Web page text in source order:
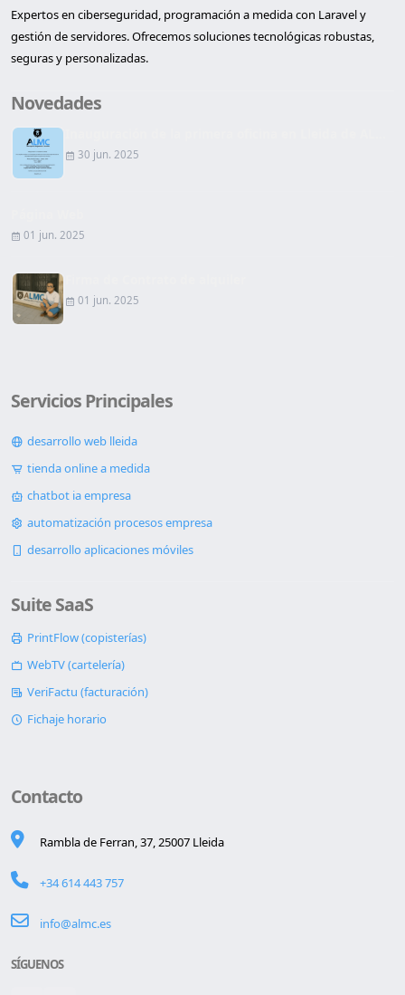
Expertos en ciberseguridad, programación a medida con Laravel y
gestión de servidores. Ofrecemos soluciones tecnológicas robustas,
seguras y personalizadas.
Novedades
30 jun. 2025
01 jun. 2025
01 jun. 2025
Servicios Principales
desarrollo web lleida
tienda online a medida
chatbot ia empresa
automatización procesos empresa
desarrollo aplicaciones móviles
Suite SaaS
PrintFlow (copisterías)
WebTV (cartelería)
VeriFactu (facturación)
Fichaje horario
Contacto
Rambla de Ferran, 37, 25007 Lleida
+34 614 443 757
info@almc.es
SÍGUENOS